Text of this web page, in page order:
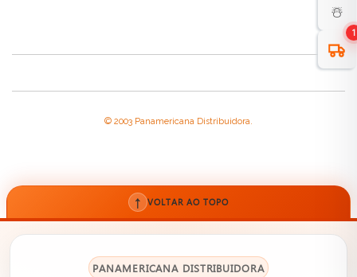
☃️
1
© 2003 Panamericana Distribuidora.
↑ VOLTAR AO TOPO
PANAMERICANA DISTRIBUIDORA